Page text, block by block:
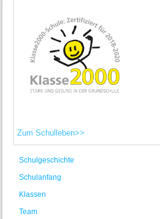
Zum Schulleben>>
Schulgeschichte
Schulanfang
Klassen
Team